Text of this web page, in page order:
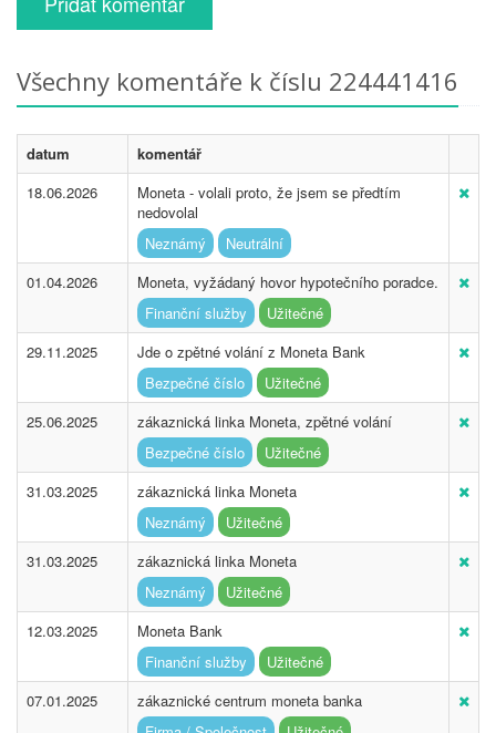
Všechny komentáře k číslu 224441416
datum
komentář
18.06.2026
Moneta - volali proto, že jsem se předtím
nedovolal
Neznámý
Neutrální
01.04.2026
Moneta, vyžádaný hovor hypotečního poradce.
Finanční služby
Užitečné
29.11.2025
Jde o zpětné volání z Moneta Bank
Bezpečné číslo
Užitečné
25.06.2025
zákaznická linka Moneta, zpětné volání
Bezpečné číslo
Užitečné
31.03.2025
zákaznická linka Moneta
Neznámý
Užitečné
31.03.2025
zákaznická linka Moneta
Neznámý
Užitečné
12.03.2025
Moneta Bank
Finanční služby
Užitečné
07.01.2025
zákaznické centrum moneta banka